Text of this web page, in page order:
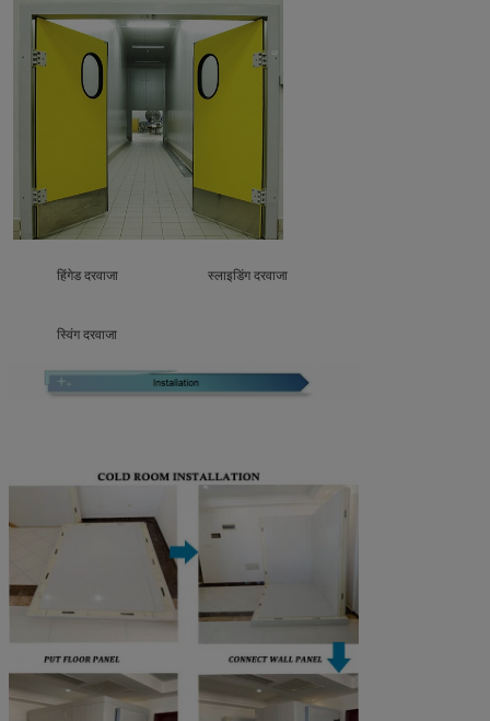
हिंगेड दरवाजा स्लाइडिंग दरवाजा
स्विंग दरवाजा